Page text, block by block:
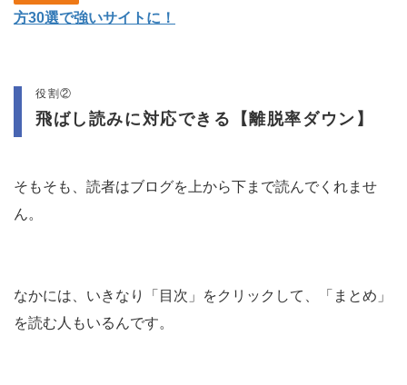
方30選で強いサイトに！
役割②
飛ばし読みに対応できる【離脱率ダウン】
そもそも、読者はブログを上から下まで読んでくれませ
ん。
なかには、いきなり「目次」をクリックして、「まとめ」
を読む人もいるんです。